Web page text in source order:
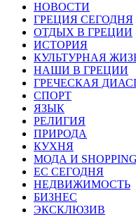
НОВОСТИ
ГРЕЦИЯ СЕГОДНЯ
ОТДЫХ В ГРЕЦИИ
ИСТОРИЯ
КУЛЬТУРНАЯ
НАШИ В ГРЕЦИИ
ГРЕЧЕСКАЯ
СПОРТ
ЯЗЫК
РЕЛИГИЯ
ПРИРОДА
КУХНЯ
МОДА И SHOPPING
ЕС СЕГОДНЯ
НЕДВИЖИМОСТЬ
БИЗНЕС
ЭКСКЛЮЗИВ